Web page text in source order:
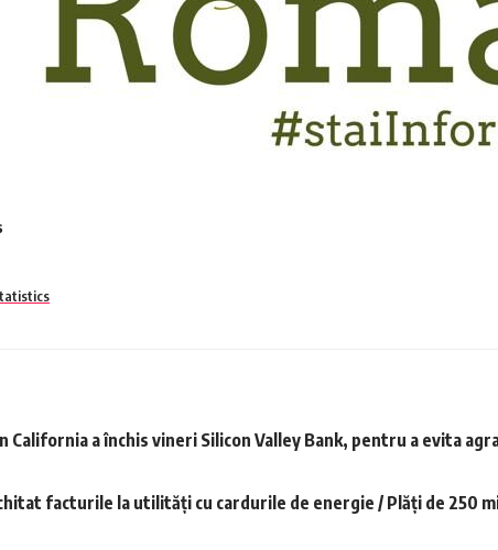
a închis vineri Silicon Valley Bank, pentru a evita
facturile la utilităţi cu cardurile de energie / Plăţi de 250